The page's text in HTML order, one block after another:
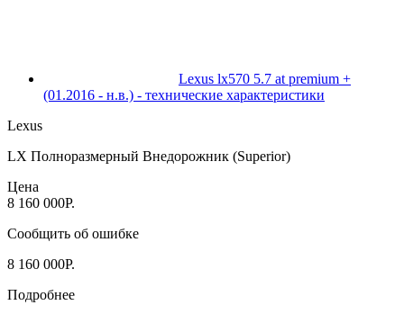
Lexus lx570 5.7 at premium +
(01.2016 - н.в.) - технические характеристики
Lexus
LX Полноразмерный Внедорожник (Superior)
Цена
8 160 000Р.
Сообщить об ошибке
8 160 000Р.
Подробнее